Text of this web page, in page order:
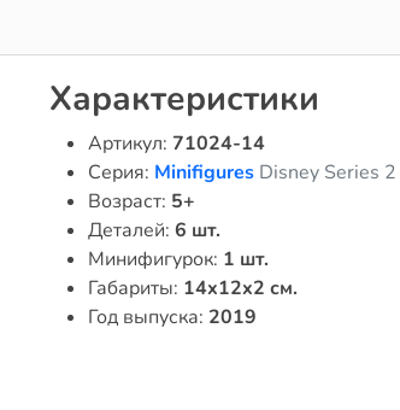
Характеристики
Артикул: 71024-14
Серия: Minifigures Disney Series 2
Возраст: 5+
Деталей: 6 шт.
Минифигурок: 1 шт.
Габариты: 14x12x2 см.
Год выпуска: 2019